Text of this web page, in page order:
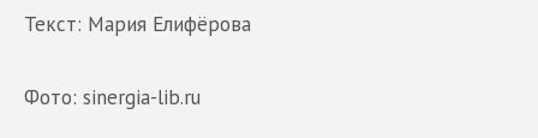
Текст: Мария Елифёрова
Фото: sinergia-lib.ru